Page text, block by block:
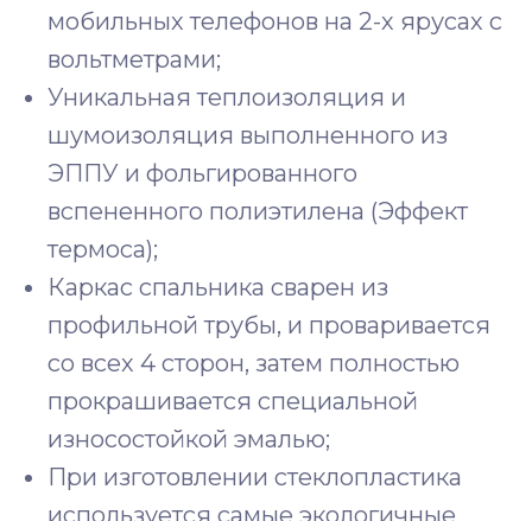
мобильных телефонов на 2-х ярусах с
вольтметрами;
Уникальная теплоизоляция и
шумоизоляция выполненного из
ЭППУ и фольгированного
вспененного полиэтилена (Эффект
термоса);
Каркас спальника сварен из
профильной трубы, и проваривается
со всех 4 сторон, затем полностью
прокрашивается специальной
износостойкой эмалью;
При изготовлении стеклопластика